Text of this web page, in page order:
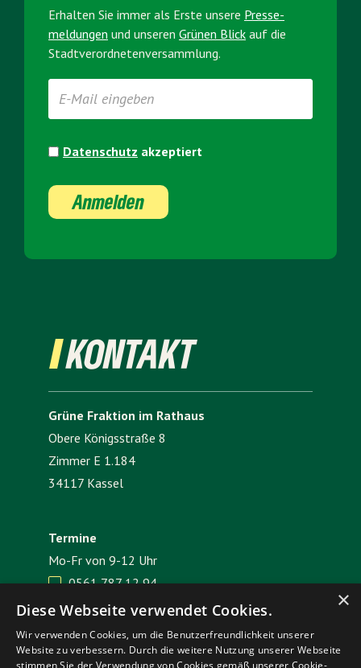
Erhalten Sie immer als Erste unsere Presse­
meldungen und unseren Grünen Blick auf die
Stadt­verordneten­versammlung.
Datenschutz akzeptiert
Anmelden
KONTAKT
Grüne Fraktion im Rathaus
Obere Königsstraße 8
Zimmer E 1.184
34117 Kassel
Termine
Mo-Fr von 9-12 Uhr
 0561 787 12 94
 E-Mail senden
Impressum Datenschutz
×
Diese Webseite verwendet Cookies.
Wir verwenden Cookies, um die Benutzerfreundlichkeit unserer
Website zu verbessern. Durch die weitere Nutzung unserer Webseite
stimmen Sie der Verwendung von Cookies gemäß unserer Cookie-